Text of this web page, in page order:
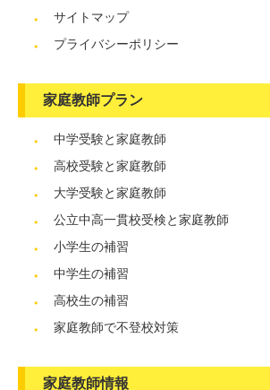
サイトマップ
プライバシーポリシー
家庭教師プラン
中学受験と家庭教師
高校受験と家庭教師
大学受験と家庭教師
公立中高一貫校受検と家庭教師
小学生の補習
中学生の補習
高校生の補習
家庭教師で不登校対策
家庭教師情報